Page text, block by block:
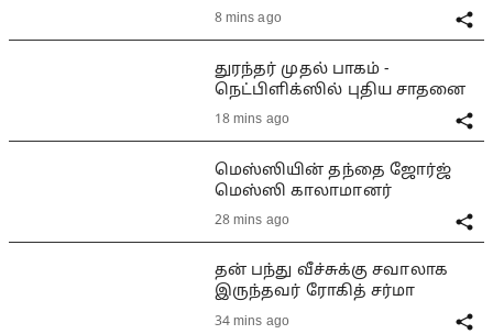
8 mins ago
துரந்தர் முதல் பாகம் -
நெட்பிளிக்ஸில் புதிய சாதனை
18 mins ago
மெஸ்ஸியின் தந்தை ஜோர்ஜ்
மெஸ்ஸி காலாமானர்
28 mins ago
தன் பந்து வீச்சுக்கு சவாலாக
இருந்தவர் ரோகித் சர்மா
34 mins ago